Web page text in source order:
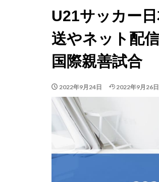
U21サッカー
送やネット配
国際親善試合
2022年9月24日 2022年9月26日